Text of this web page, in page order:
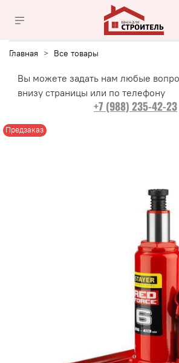
Главная Все товары
Вы можете задать нам любые
внизу страницы или по телефону
+7 (988) 235-42-23
Предзаказ